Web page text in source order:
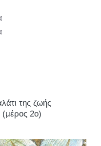
της ζωής
(μέρος 2ο)